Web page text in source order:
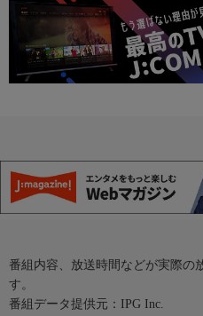
番組内容、放送時間などが実際の
す。
番組データ提供元：IPG Inc.